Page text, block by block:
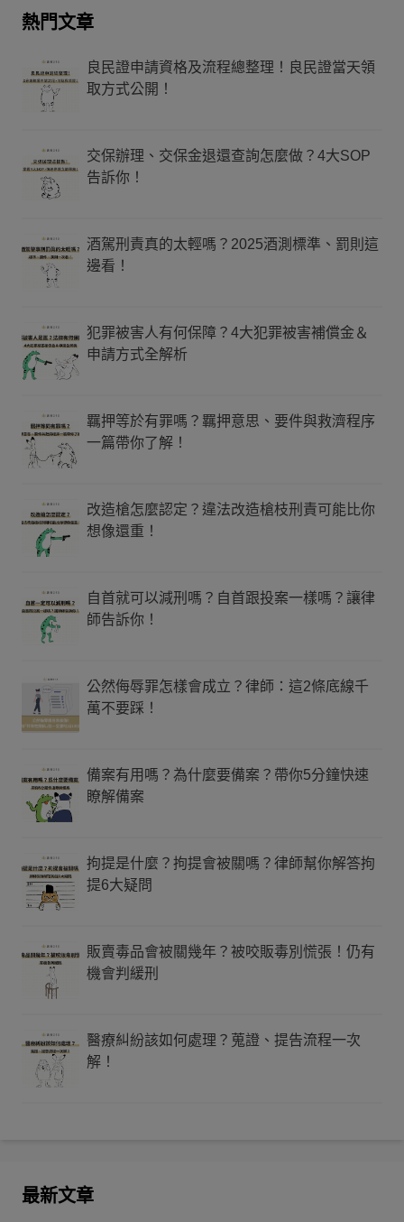
熱門文章
良民證申請資格及流程總整理！良民證當天領
取方式公開！
交保辦理、交保金退還查詢怎麼做？4大SOP
告訴你！
酒駕刑責真的太輕嗎？2025酒測標準、罰則這
邊看！
犯罪被害人有何保障？4大犯罪被害補償金＆
申請方式全解析
羈押等於有罪嗎？羈押意思、要件與救濟程序
一篇帶你了解！
改造槍怎麼認定？違法改造槍枝刑責可能比你
想像還重！
自首就可以減刑嗎？自首跟投案一樣嗎？讓律
師告訴你！
公然侮辱罪怎樣會成立？律師：這2條底線千
萬不要踩！
備案有用嗎？為什麼要備案？帶你5分鐘快速
瞭解備案
拘提是什麼？拘提會被關嗎？律師幫你解答拘
提6大疑問
販賣毒品會被關幾年？被咬販毒別慌張！仍有
機會判緩刑
醫療糾紛該如何處理？蒐證、提告流程一次
解！
最新文章